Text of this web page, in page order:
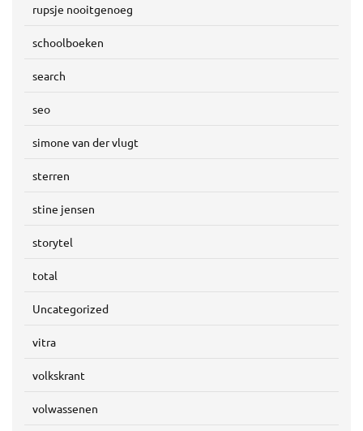
rupsje nooitgenoeg
schoolboeken
search
seo
simone van der vlugt
sterren
stine jensen
storytel
total
Uncategorized
vitra
volkskrant
volwassenen